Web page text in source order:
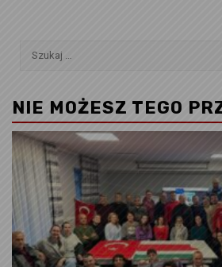
Szukaj:
NIE MOŻESZ TEGO